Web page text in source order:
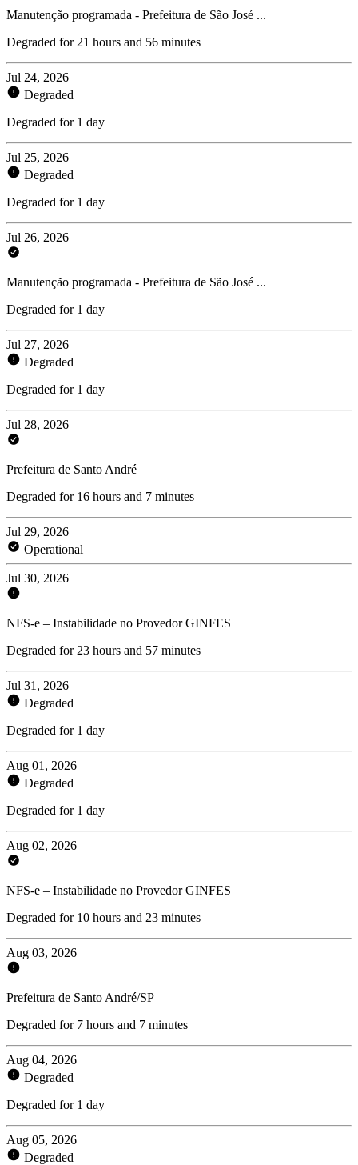
Manutenção programada - Prefeitura de São José ...
Degraded for 21 hours and 56 minutes
Jul 24, 2026
Degraded
Degraded for 1 day
Jul 25, 2026
Degraded
Degraded for 1 day
Jul 26, 2026
Manutenção programada - Prefeitura de São José ...
Degraded for 1 day
Jul 27, 2026
Degraded
Degraded for 1 day
Jul 28, 2026
Prefeitura de Santo André
Degraded for 16 hours and 7 minutes
Jul 29, 2026
Operational
Jul 30, 2026
NFS-e – Instabilidade no Provedor GINFES
Degraded for 23 hours and 57 minutes
Jul 31, 2026
Degraded
Degraded for 1 day
Aug 01, 2026
Degraded
Degraded for 1 day
Aug 02, 2026
NFS-e – Instabilidade no Provedor GINFES
Degraded for 10 hours and 23 minutes
Aug 03, 2026
Prefeitura de Santo André/SP
Degraded for 7 hours and 7 minutes
Aug 04, 2026
Degraded
Degraded for 1 day
Aug 05, 2026
Degraded